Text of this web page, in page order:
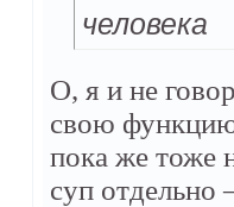
человека
О, я и не
свою
пока же тоже
суп отдельно